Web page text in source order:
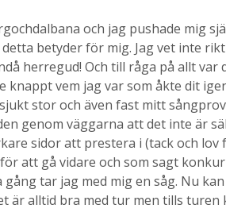
och jag pushade mig
betyder för mig. Jag vet inte
herregud! Och till råga på allt
knappt vem jag var som åkte dit
stor och även fast mitt
genom väggarna att det inte är
sidor att prestera i (tack och
att gå vidare och som sagt
gång tar jag med mig en såg. Nu
är alltid bra med tur men tills turen